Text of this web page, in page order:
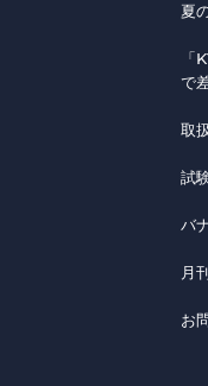
夏
で
取
試
バ
月
お